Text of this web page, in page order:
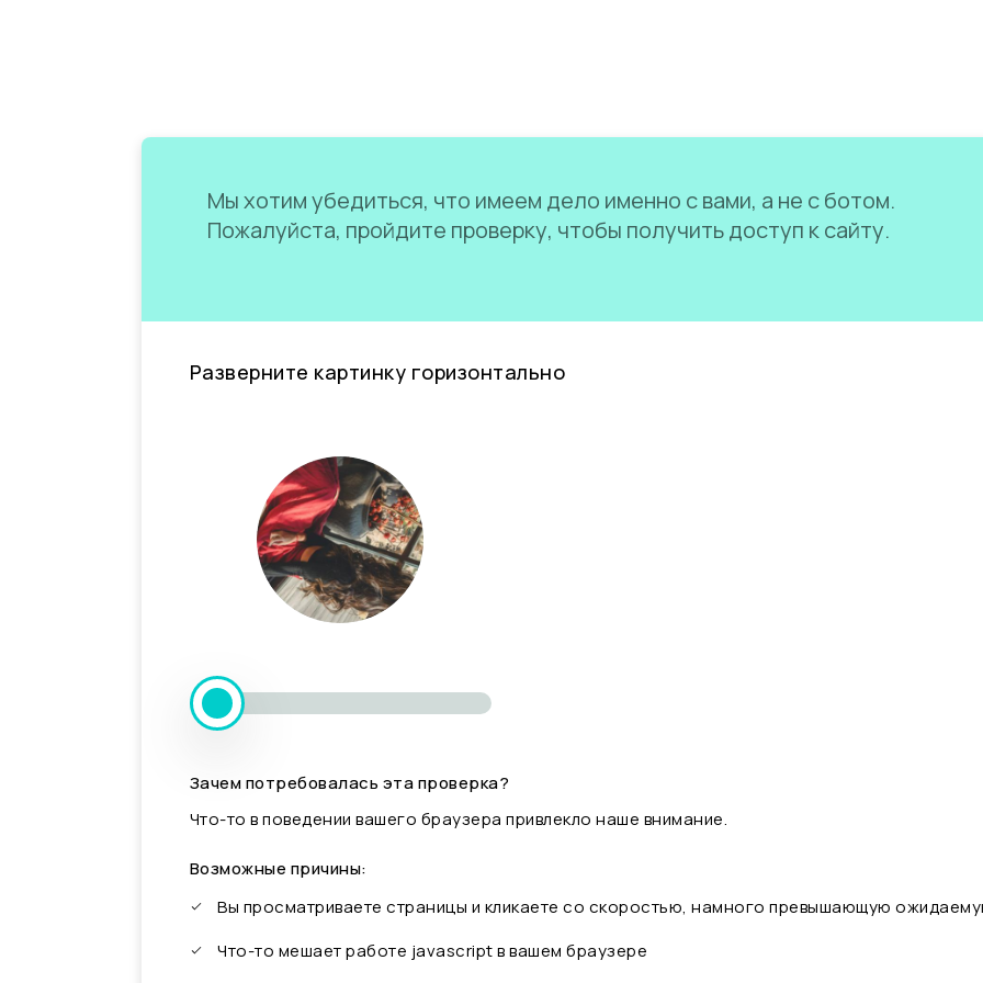
Мы хотим убедиться, что имеем дело именно с вами, а не с ботом.
Пожалуйста, пройдите проверку, чтобы получить доступ к сайту.
Разверните картинку горизонтально
Зачем потребовалась эта проверка?
Что-то в поведении вашего браузера привлекло наше внимание.
Возможные причины:
Вы просматриваете страницы и кликаете со скоростью, намного превышающую
Что-то мешает работе javascript в вашем браузере